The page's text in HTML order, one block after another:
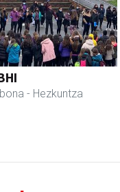
- Hezkuntza